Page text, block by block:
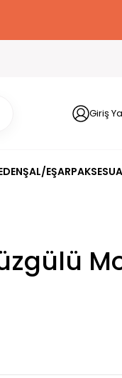
Giriş
ŞAL/EŞARP